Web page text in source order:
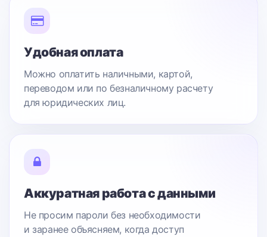
Удобная оплата
Можно оплатить наличными, картой,
переводом или по безналичному расчету
для юридических лиц.
Аккуратная работа с данными
Не просим пароли без необходимости
и заранее объясняем, когда доступ